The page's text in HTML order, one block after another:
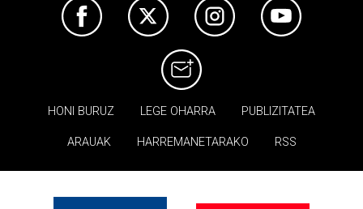
HONI BURUZ LEGE OHARRA PUBLIZITATEA
ARAUAK HARREMANETARAKO RSS